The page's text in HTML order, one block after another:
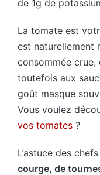
de 1g de
La tomate est
est naturellement
consommée
toutefois aux
goût masque
Vous voulez
vos tomates ?
L’astuce des
courge, de